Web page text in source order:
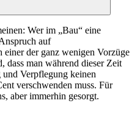
Wer im „Bau“ eine
auf
einer der ganz wenigen Vorzüge
dass man während dieser Zeit
Verpflegung keinen
verschwenden muss. Für
aber immerhin gesorgt.